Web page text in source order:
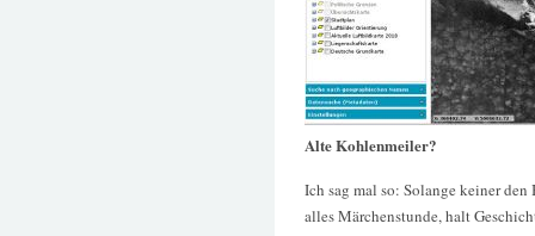
Alte Kohlenmeiler?
Ich sag mal so: Solange keiner
alles Märchenstunde, halt